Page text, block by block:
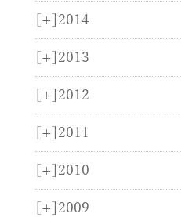
[+] 2014
[+] 2013
[+] 2012
[+] 2011
[+] 2010
[+] 2009